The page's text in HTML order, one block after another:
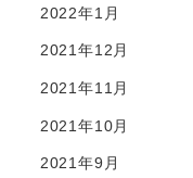
2022年1月
2021年12月
2021年11月
2021年10月
2021年9月